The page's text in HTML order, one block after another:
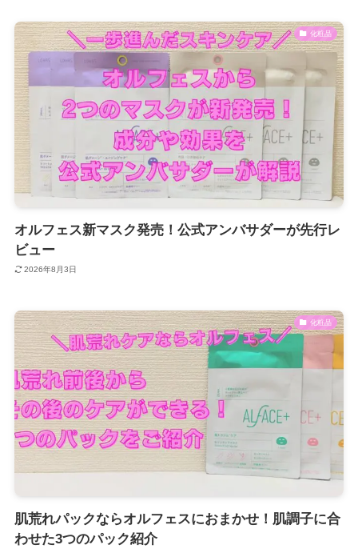
化粧品
オルフェス新マスク発売！公式アンバサダーが先行レ
ビュー
2026年8月3日
化粧品
肌荒れパックならオルフェスにおまかせ！肌調子に合
わせた3つのパック紹介